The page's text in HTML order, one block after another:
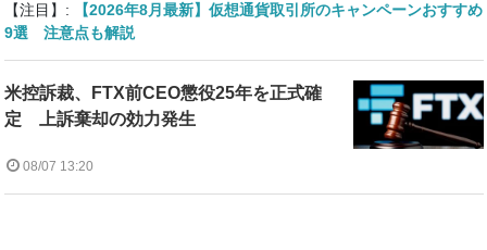
【注目】:
【2026年8月最新】仮想通貨取引所のキャンペーンおすすめ
9選 注意点も解説
米控訴裁、FTX前CEO懲役25年を正式確
定 上訴棄却の効力発生
08/07 13:20